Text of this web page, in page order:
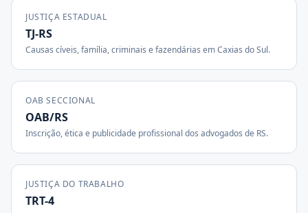
JUSTIÇA ESTADUAL
TJ-RS
Causas cíveis, família, criminais e fazendárias emCaxias do Sul.
OAB SECCIONAL
OAB/RS
Inscrição, ética e publicidade profissional dos advogados de RS.
JUSTIÇA DO TRABALHO
TRT-4